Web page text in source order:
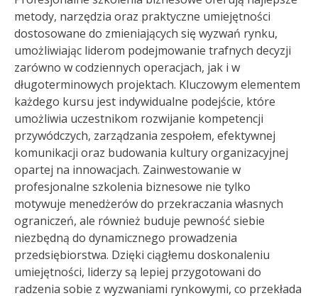
metody, narzędzia oraz praktyczne umiejętności
dostosowane do zmieniających się wyzwań rynku,
umożliwiając liderom podejmowanie trafnych decyzji
zarówno w codziennych operacjach, jak i w
długoterminowych projektach. Kluczowym elementem
każdego kursu jest indywidualne podejście, które
umożliwia uczestnikom rozwijanie kompetencji
przywódczych, zarządzania zespołem, efektywnej
komunikacji oraz budowania kultury organizacyjnej
opartej na innowacjach. Zainwestowanie w
profesjonalne szkolenia biznesowe nie tylko
motywuje menedżerów do przekraczania własnych
ograniczeń, ale również buduje pewność siebie
niezbędną do dynamicznego prowadzenia
przedsiębiorstwa. Dzięki ciągłemu doskonaleniu
umiejętności, liderzy są lepiej przygotowani do
radzenia sobie z wyzwaniami rynkowymi, co przekłada